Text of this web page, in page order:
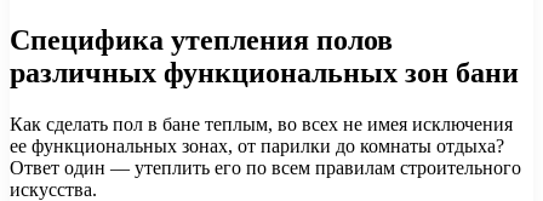
Специфика утепления полов
различных функциональных зон бани
Как сделать пол в бане теплым, во всех не имея исключения
ее функциональных зонах, от парилки до комнаты отдыха?
Ответ один — утеплить его по всем правилам строительного
искусства.